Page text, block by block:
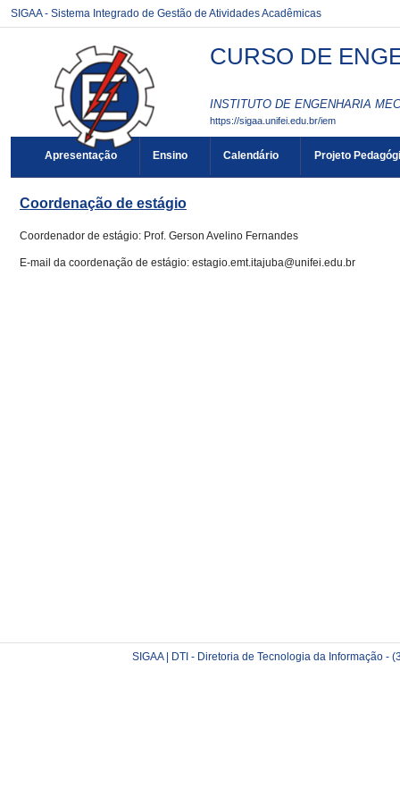
SIGAA - Sistema Integrado de Gestão de Atividades Acadêmicas
CURSO DE
INSTITUTO DE ENGENHARIA
https://sigaa.unifei.edu.br/iem
Apresentação Ensino Calendário Projeto
Coordenação de estágio
Coordenador de estágio: Prof. Gerson Avelino Fernandes
E-mail da coordenação de estágio: estagio.emt.itajuba@unifei.edu.br
SIGAA | DTI - Diretoria de Tecnologia da Informação